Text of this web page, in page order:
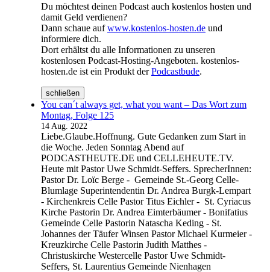
Du möchtest deinen Podcast auch kostenlos hosten und
damit Geld verdienen?
Dann schaue aufwww.kostenlos-hosten.de und
informiere dich.
Dort erhältst du alle Informationen zu unseren
kostenlosen Podcast-Hosting-Angeboten. kostenlos-
hosten.de ist ein Produkt derPodcastbude.
schließen
You can´t always get, what you want – Das Wort zum
Montag, Folge 125
14 Aug. 2022
Liebe.Glaube.Hoffnung. Gute Gedanken zum Start in
die Woche. Jeden Sonntag Abend auf
PODCASTHEUTE.DE und CELLEHEUTE.TV.
Heute mit Pastor Uwe Schmidt-Seffers. SprecherInnen:
Pastor Dr. Loïc Berge - Gemeinde St.-Georg Celle-
Blumlage Superintendentin Dr. Andrea Burgk-Lempart
- Kirchenkreis Celle Pastor Titus Eichler - St. Cyriacus
Kirche Pastorin Dr. Andrea Eimterbäumer - Bonifatius
Gemeinde Celle Pastorin Natascha Keding - St.
Johannes der Täufer Winsen Pastor Michael Kurmeier -
Kreuzkirche Celle Pastorin Judith Matthes -
Christuskirche Westercelle Pastor Uwe Schmidt-
Seffers, St. Laurentius Gemeinde Nienhagen